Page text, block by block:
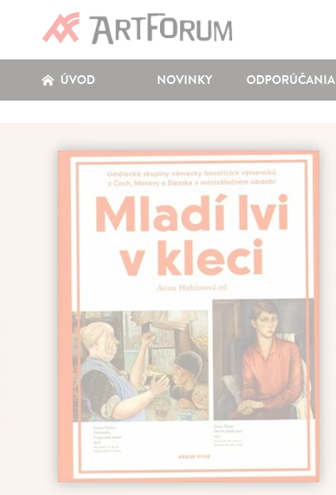
ÚVOD NOVINKY ODPORÚČANIA